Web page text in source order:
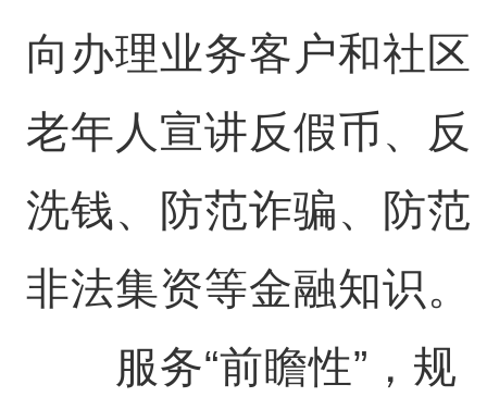
向办理业务客户和社区
老年人宣讲反假币、反
洗钱、防范诈骗、防范
非法集资等金融知识。
服务“前瞻性”，规